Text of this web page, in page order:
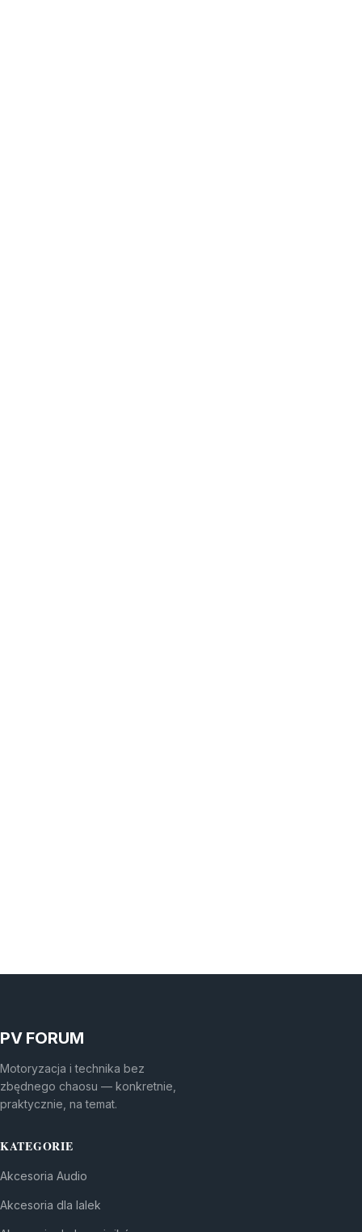
PV FORUM
Motoryzacja i technika bez
zbędnego chaosu — konkretnie,
praktycznie, na temat.
KATEGORIE
Akcesoria Audio
Akcesoria dla lalek